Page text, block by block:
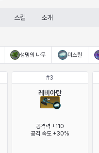
스킬 소개
생명의 나무 미스릴
#3
레비아탄
공격력 +110
공격 속도 +30%